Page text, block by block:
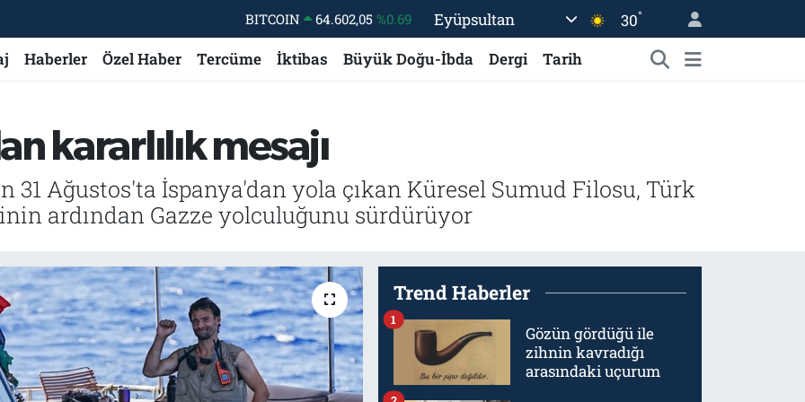
DOLAR 47,5986 %0.06
EURO
55,0700 %0.1
BİST100
BITCOIN
64.602,05 %0.69
Eyüpsultan 30°
Haberler Özel Haber Tercüme İktibas Büyük Doğu-İbda Dergi Tarih
kararlılık mesajı
31 Ağustos'ta İspanya'dan yola çıkan Küresel Sumud Filosu, Türk
ardından Gazze yolculuğunu sürdürüyor
Trend Haberler
Gözün gördüğü ile
zihnin kavradığı
arasındaki uçurum
1